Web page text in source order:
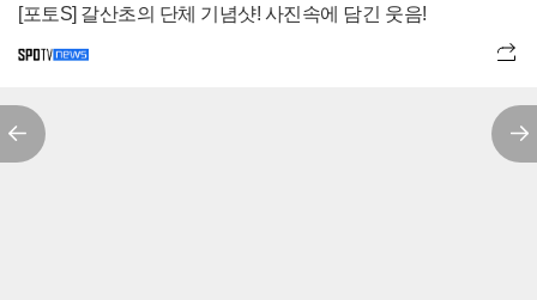
[포토S] 갈산초의 단체 기념샷! 사진속에 담긴 웃음!